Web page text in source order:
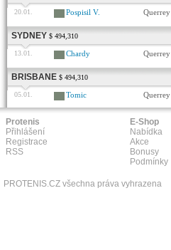
20.01. Pospisil V. Querrey
SYDNEY $ 494,310
13.01. Chardy Querrey
BRISBANE $ 494,310
05.01. Tomic Querrey
Protenis
Přihlášení
Registrace
RSS
E-Shop
Nabídka
Akce
Bonusy
Podmínky
PROTENIS.CZ všechna práva vyhrazena